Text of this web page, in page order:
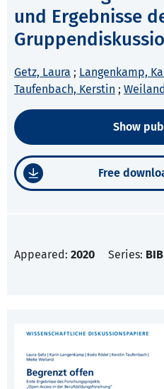
und Ergebnisse
Getz, Laura ; Langenkamp,
Taufenbach, Kerstin ;
Show
Free
Appeared: 2020 Series: